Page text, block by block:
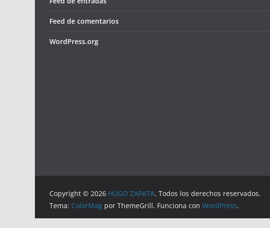
Feed de comentarios
WordPress.org
Copyright © 2026 HUGO ZAPATA. Todos los derechos reservados.
Tema: ColorMag por ThemeGrill. Funciona con WordPress.